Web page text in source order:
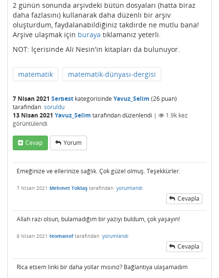
2 günün sonunda arşivdeki bütün dosyaları (hatta biraz
daha fazlasını) kullanarak daha düzenli bir arşiv
oluşturdum, faydalanabildiğiniz takdirde ne mutlu bana!
Arşive ulaşmak için buraya tıklamanız yeterli.
NOT: İçerisinde Ali Nesin'in kitapları da bulunuyor.
matematik matematik-dünyası-dergisi
7 Nisan 2021 Serbest kategorisinde Yavuz_Selim (26 puan)
tarafından soruldu
13 Nisan 2021 Yavuz_Selim tarafındandüzenlendi | 1.9k kez
görüntülendi
Cevap Yorum
Emeğinize ve ellerinize sağlık. Çok güzel olmuş. Teşekkürler.
7 Nisan 2021 Mehmet Toktaş tarafından yorumlandı
Cevapla
Allah razı olsun, bulamadığım bir yazıyı buldum, çok yaşayın!
8 Nisan 2021 teomanof tarafından yorumlandı
Cevapla
Rica etsem linki bir daha yollar mısınız? Bağlantıya ulaşamadım